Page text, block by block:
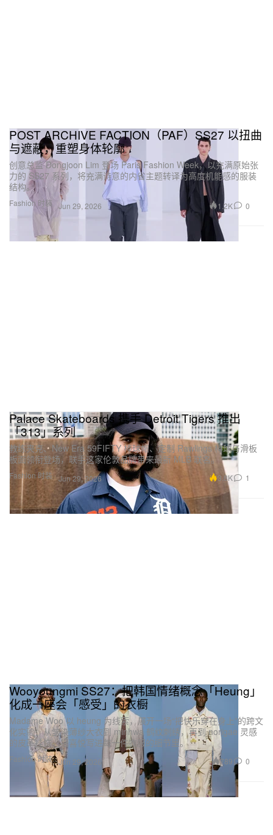
Fashion 时装
POST ARCHIVE FACTION（PAF）SS27 以扭曲
与遮蔽，重塑身体轮廓
创意总监 Dongjoon Lim 登场 Paris Fashion Week，以充满原始张
力的 SS27 系列，将充满诗意的内省主题转译为高度机能感的服装
结构。
Jun 29, 2026 1.2K 0
Fashion 时装
Palace Skateboards 携手 Detroit Tigers 推出
「313」系列
教练夹克、New Era 59FIFTY 棒球帽、定制 Rawlings 棒球与滑板
板面领衔登场，联手这家伦敦品牌带来最新 MLB 联名。
Jun 29, 2026 3.8K 1
Fashion 时装
Wooyoungmi SS27：把韩国情绪概念「Heung」
化成一座会「感受」的衣橱
Madame Woo 以 heung 为线索，展开一场“把快乐穿在身上”的跨文
化实验：从皱染薄纱大衣到 minhwa 鹤纹刺绣，再到 norigae 灵感
的皮革挂饰，把喜悦写进每一件衣服的细节里。
Jun 29, 2026 789 0